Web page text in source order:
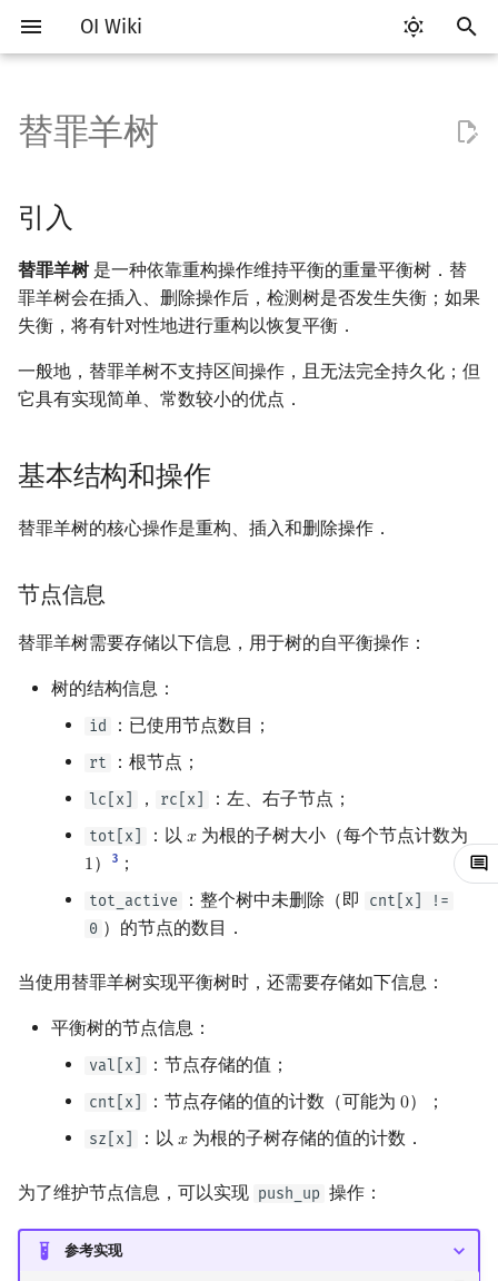
OI Wiki
入
以
始
搜
索
Getting Started
关于本项目
如何参与
OI Wiki 不是什么
格式手册
F.A.Q.
镜像站列表
致谢
比赛相关简介
赛事
题型
学习路线
学习资源
常见错误
常见技巧
出题
工具软件简介
代码编辑工具
VS Code
Atom
Eclipse
Dev-C++
Geany
Sublime Text
Code::Blocks
评测工具 Cena
CCR Plus
Lemon
命令行
命令行编译与调试
WSL (Windows 10)
Special Judge
Testlib
Generator
Validator
Interactor
Polygon
OJ 工具
语言基础简介
C++ 基础
变量
运算
流程控制语句
文件操作
C++ 标准库 STL 算法
bitset
string
C++ 进阶
值类别
重载运算符
引用
Lambda 表达式
编译优化
C++ 与其他常用语言的区别
Python 速成
Java 速成
Java 进阶
算法基础简介
复杂度
枚举
模拟
递归 & 分治
排序
冒泡排序
插入排序
计数排序
归并排序
桶排序
Tim 排序
排序应用
前缀和 & 差分
二分
倍增
构造
搜索部分简介
DFS（搜索）
BFS（搜索）
双向搜索
启发式搜索
迭代加深搜索
IDA*
回溯法
Dancing Links
Alpha–Beta 剪枝
动态规划部分简介
动态规划基础
记忆化搜索
背包 DP
区间 DP
树形 DP
状压 DP
数位 DP
插头 DP
计数 DP
概率 DP
DP 套 DP
斜率优化
四边形不等式优化
Slope Trick 优化
其它 DP 方法
字符串部分简介
字符串基础
标准库
字符串匹配
字符串哈希
前缀函数与 KMP 算法
Boyer–Moore 算法
Z 函数（扩展 KMP）
AC 自动机
后缀数组 (SA)
后缀自动机 (SAM)
后缀平衡树
广义后缀自动机
Manacher
回文树
序列自动机
最小表示法
Lyndon 分解
Main–Lorentz 算法
数学部分简介
布尔代数
数字系统 平衡三进制
格雷码
位操作
二进制集合操作
快速幂
置换和排列
弧度制与坐标系
复数
数论
素数
最大公约数
欧拉函数
裴蜀定理 & 一次不定方程
模逆元
升幂引理
卢卡斯定理
同余方程
离散对数
高次剩余 & 单位根
多项式与生成函数
快速傅里叶变换
快速数论变换
快速沃尔什变换
多项式多点求值|快速插值
常系数齐次线性递推
Lagrange 反演
形式幂级数复合|复合逆
普通生成函数
指数生成函数
组合数学
容斥原理
斐波那契数列
错位排列
贝尔数
Entringer Number
范德蒙德卷积
图论计数
线性代数
内积和外积
矩阵
初等变换
线性基
特征多项式
抽象代数
环论
域论
Schreier–Sims 算法
概率论
随机变量
随机变量的数字特征
概率不等式
零和游戏
非公平组合游戏
数值算法
高斯消元
牛顿迭代法
序理论
杨氏矩阵
并查集
并查集复杂度
堆简介
二叉堆
配对堆
左偏树
分块思想
块状数组
块状链表
树分块
Sqrt Tree
线段树基础
线段树合并 & 分裂
李超线段树
猫树
区间最值操作 & 区间历史最
值
引入
基本结构和操作
节点信息
重构操作
插入操作
时间复杂度
平衡树操作
查询排名
根据排名查询值
查询前驱、后继
参考资料
可持久化数据结构简介
可持久化线段树
可持久化块状数组
可持久化平衡树
可持久化字典树
线段树套线段树
平衡树套线段树
线段树套平衡树
树状数组套权值线段树
分块套树状数组
Link Cut Tree
全局平衡二叉树
Euler Tour Tree
Top Tree
图论部分简介
图论相关概念
图的存储
DFS（图论）
BFS（图论）
树的中心
树的重心
最近公共祖先
虚树
动态树分治
树上随机游走
有向无环图
拓扑排序
最短路问题
k 短路
同余最短路
生成树问题
最小直径生成树
斯坦纳树
连通性相关
割点和桥
圆方树
点/边连通度
环计数问题
2-SAT
欧拉图
二分图
平面图
弦图
最小割
费用流
上下界网络流
二分图最大权匹配
一般图最大匹配
一般图最大权匹配
计算几何部分简介
二维计算几何基础
三维计算几何基础
距离
Pick 定理
凸包
扫描线
旋转卡壳
半平面交
平面最近点对
反演变换
计算几何杂项
杂项简介
离散化
双指针
离线算法
整体二分
莫队算法
分数规划
爬山算法
模拟退火
悬线法
有限状态自动机
计算理论基础
字节顺序
约瑟夫问题
在一台机器上规划任务
主元素问题
Garsia–Wachs 算法
15-puzzle
Kahan 求和
珂朵莉树/颜色段均摊
空间优化简介
RMQ
并查集应用
括号序列
线段树与离线询问
替罪羊树
引入
替罪羊树是一种依靠重构操作维持平衡的重量平衡树．替
罪羊树会在插入、删除操作后，检测树是否发生失衡；如果
失衡，将有针对性地进行重构以恢复平衡．
一般地，替罪羊树不支持区间操作，且无法完全持久化；但
它具有实现简单、常数较小的优点．
基本结构和操作
替罪羊树的核心操作是重构、插入和删除操作．
节点信息
替罪羊树需要存储以下信息，用于树的自平衡操作：
树的结构信息：
id ：已使用节点数目；
rt ：根节点；
lc[x] ， rc[x] ：左、右子节点；
tot[x] ：以 𝑥
x 为根的子树大小（每个节点计数为
1
1） 3 ；
tot_active ：整个树中未删除（即
cnt[x] !=
0 ）的节点的数目．
当使用替罪羊树实现平衡树时，还需要存储如下信息：
平衡树的节点信息：
val[x] ：节点存储的值；
cnt[x] ：节点存储的值的计数（可能为 0
0）；
sz[x] ：以 𝑥
x 为根的子树存储的值的计数．
为了维护节点信息，可以实现 push_up 操作：
参考实现